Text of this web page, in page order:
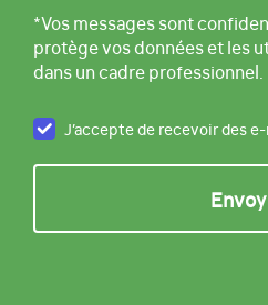
*Vos messages sont
protège vos données et les
dans un cadre professionnel.
J’accepte de recevoir des